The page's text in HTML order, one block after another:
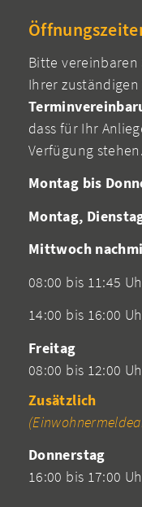
Bitte
Ihrer zuständigen
dass für Ihr
Verfügung stehen.
Montag bis
Montag,
Mittwoch
08:00 bis 11:45
14:00 bis 16:00
Freitag
08:00 bis 12:00
Zusätzlich
Donnerstag
16:00 bis 17:00